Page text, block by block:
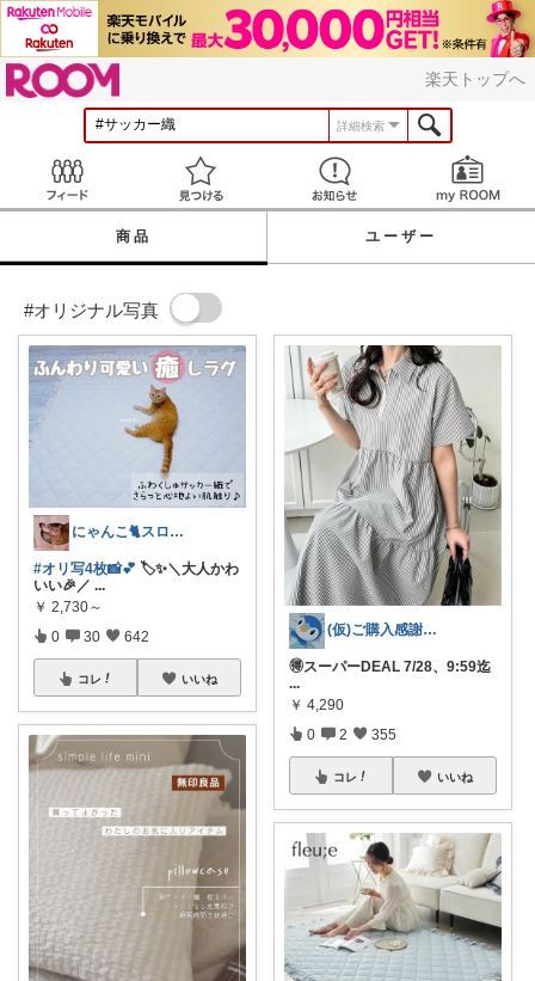
楽天トップへ
詳細検索
見つける お知らせ
商品 ユーザー
#オリジナル写真
にゃんこ🐈スローです🐢💦
#オリ写4枚📸💕 🏷️✨＼大人かわ
いい🎉／ ...
￥ 2,730～
0 30 642
コレ いいね
(仮)ご購入感謝致します😊
🉐スーパーDEAL 7/28、9:59迄
...
￥ 4,290
0 2 355
コレ いいね